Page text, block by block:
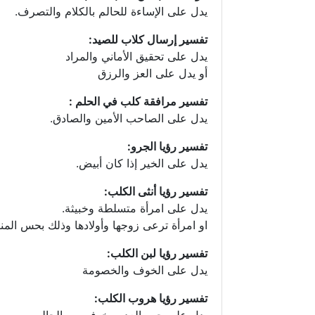
يدل على الإساءة للحالم بالكلام والتصرف.
تفسير إرسال كلاب للصيد:
يدل على تحقيق الأماني والمراد
أو يدل على العز والرزق
تفسير مرافقة كلب في الحلم :
يدل على الصاحب الأمين والصادق.
تفسير رؤيا الجرو:
يدل على الخير إذا كان أبيض.
تفسير رؤيا أنثى الكلب:
يدل على امرأة متسلطة وخبيثة.
او امرأة ترعى زوجها وأولادها وذلك بحس
تفسير رؤيا لبن الكلب:
يدل على الخوف والخصومة
تفسير رؤيا هروب الكلب: